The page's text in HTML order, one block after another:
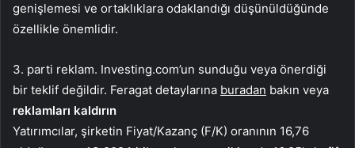
genişlemesi ve ortaklıklara odaklandığı düşünüldüğünde
özellikle önemlidir.
3. parti reklam. Investing.com’un sunduğu veya önerdiği
bir teklif değildir. Feragat detaylarına buradan bakın veya
reklamları kaldırın
Yatırımcılar, şirketin Fiyat/Kazanç (F/K) oranının 16,76